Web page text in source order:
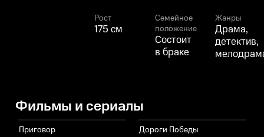
Рост
175 см
Семейное
положение
Состоит
в браке
Жанры
Драма,
детектив,
Фильмы и сериалы
Приговор Дороги Победы